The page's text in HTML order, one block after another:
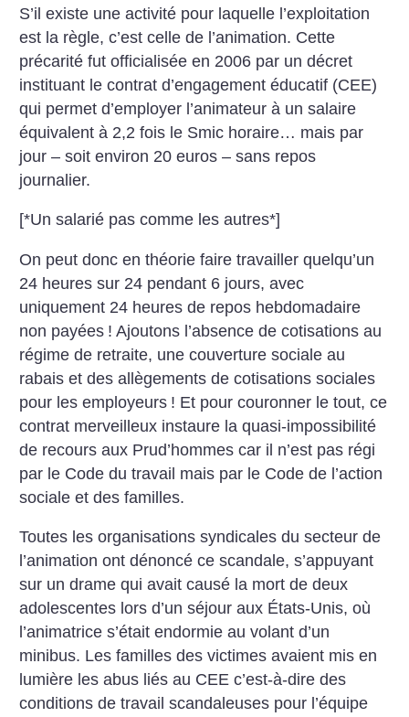
S’il existe une activité pour laquelle l’exploitation
est la règle, c’est celle de l’animation. Cette
précarité fut officialisée en 2006 par un décret
instituant le contrat d’engagement éducatif (CEE)
qui permet d’employer l’animateur à un salaire
équivalent à 2,2 fois le Smic horaire… mais par
jour – soit environ 20 euros – sans repos
journalier.
[*Un salarié pas comme les autres*]
On peut donc en théorie faire travailler quelqu’un
24 heures sur 24 pendant 6 jours, avec
uniquement 24 heures de repos hebdomadaire
non payées ! Ajoutons l’absence de cotisations au
régime de retraite, une couverture sociale au
rabais et des allègements de cotisations sociales
pour les employeurs ! Et pour couronner le tout, ce
contrat merveilleux instaure la quasi-impossibilité
de recours aux Prud’hommes car il n’est pas régi
par le Code du travail mais par le Code de l’action
sociale et des familles.
Toutes les organisations syndicales du secteur de
l’animation ont dénoncé ce scandale, s’appuyant
sur un drame qui avait causé la mort de deux
adolescentes lors d’un séjour aux États-Unis, où
l’animatrice s’était endormie au volant d’un
minibus. Les familles des victimes avaient mis en
lumière les abus liés au CEE c’est-à-dire des
conditions de travail scandaleuses pour l’équipe